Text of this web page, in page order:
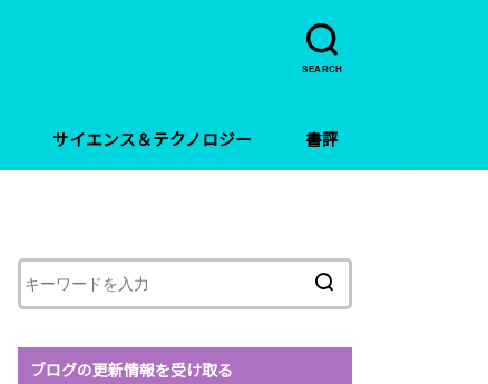
SEARCH
サイエンス＆テクノロジー 書評
ブログの更新情報を受け取る